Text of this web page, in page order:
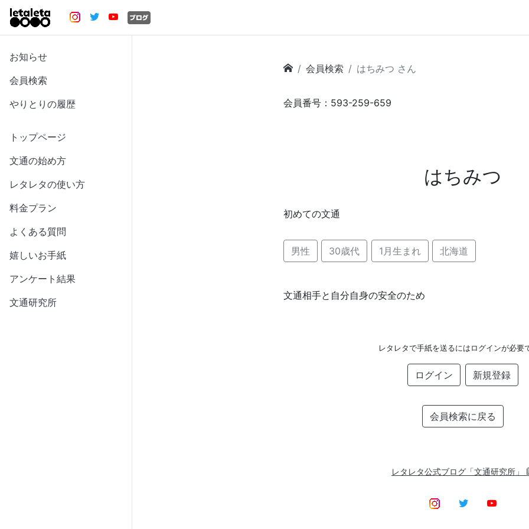
お知らせ
会員検索
やりとりの履歴
トップページ
文通の始め方
レタレタの使い方
料金プラン
よくある質問
嬉しいお手紙
アンケート結果
文通研究所
会員検索 はちみつ さん
会員番号：593-259-659
はちみつ
初めての文通
男性 30歳代 1月生まれ 北海道
文通相手と自分自身の安全のため
レタレタで手紙を送るにはログインが必要
ログイン 新規登録
会員検索に戻る
レタレタ公式ブログ「文通研究所」